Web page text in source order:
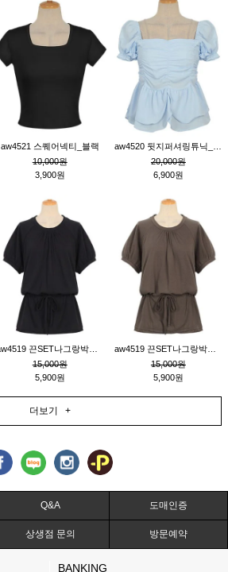
aw4521 스퀘어넥티_블랙
10,000원
3,900원
20,000원
6,900원
15,000원
5,900원
15,000원
5,900원
더보기 +
Q&A 도매인증
상생점 문의 방문예약
BANKING